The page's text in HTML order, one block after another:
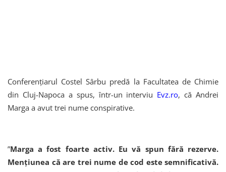
Conferenţiarul Costel Sârbu predă la Facultatea de Chimie
din Cluj-Napoca a spus, într-un interviu Evz.ro, că Andrei
Marga a avut trei nume conspirative.
”Marga a fost foarte activ. Eu vă spun fără rezerve.
Menţiunea că are trei nume de cod este semnificativă.